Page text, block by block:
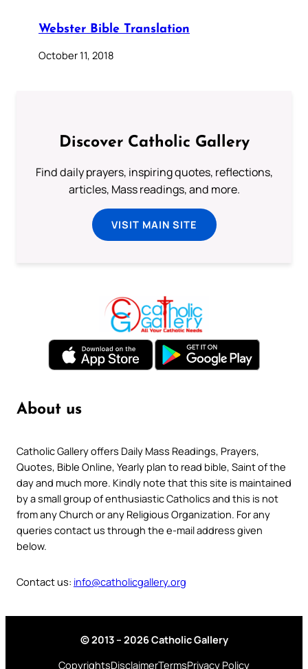
Webster Bible Translation
October 11, 2018
Discover Catholic Gallery
Find daily prayers, inspiring quotes, reflections,
articles, Mass readings, and more.
VISIT MAIN SITE
About us
Catholic Gallery offers Daily Mass Readings, Prayers,
Quotes, Bible Online, Yearly plan to read bible, Saint of the
day and much more. Kindly note that this site is maintained
by a small group of enthusiastic Catholics and this is not
from any Church or any Religious Organization. For any
queries contact us through the e-mail address given
below.
Contact us: info@catholicgallery.org
© 2013 – 2026 Catholic Gallery
CopyrightsDisclaimerTermsPrivacy Policy